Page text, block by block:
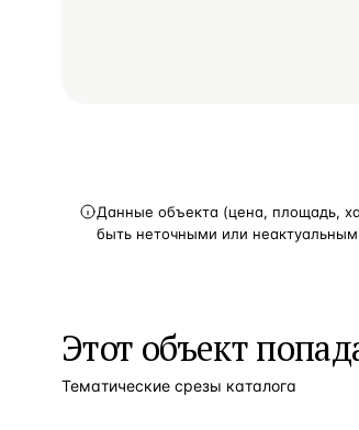
Данные объекта (цена, площадь,
быть неточными или
Этот объект
Тематические срезы каталога